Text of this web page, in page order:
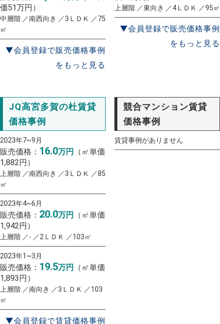
価51万円）
中層階 ／南西向き ／3ＬＤＫ ／75
㎡
▼会員登録で販売価格事例
をもっと見る
上層階 ／東向き ／4ＬＤＫ ／95㎡
▼会員登録で販売価格事例
をもっと見る
JQ高宮多賀の杜賃貸
価格事例
2023年7~9月
販売価格： 16.0万円
（㎡単価
1,882円）
上層階 ／南西向き ／3ＬＤＫ ／85
㎡
2023年4~6月
販売価格： 20.0万円
（㎡単価
1,942円）
上層階 ／- ／2ＬＤＫ ／103㎡
2023年1~3月
販売価格： 19.5万円
（㎡単価
1,893円）
上層階 ／南向き ／3ＬＤＫ ／103
㎡
▼会員登録で賃貸価格事例
競合マンション賃貸
価格事例
賃貸事例がありません